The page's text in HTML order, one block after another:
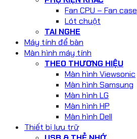
Fan CPU – Fan case
Lót chuột
TAI NGHE
Máy tính để bàn
Màn hình máy tính
THEO THƯƠNG HIỆU
Màn hình Viewsonic
Màn hình Samsung
Màn hình LG
Màn hình HP
Màn hình Dell
Thiết bị lưu trữ